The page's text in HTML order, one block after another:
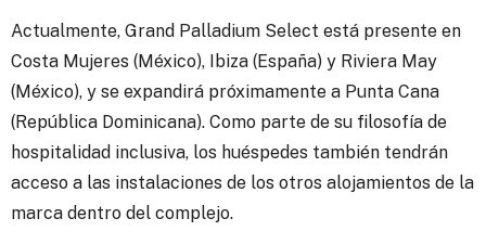
Actualmente, Grand Palladium Select está presente en
Costa Mujeres (México), Ibiza (España) y Riviera May
(México), y se expandirá próximamente a Punta Cana
(República Dominicana). Como parte de su filosofía de
hospitalidad inclusiva, los huéspedes también tendrán
acceso a las instalaciones de los otros alojamientos de la
marca dentro del complejo.